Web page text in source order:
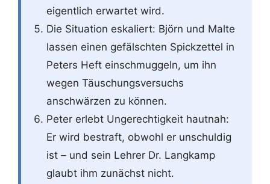
eigentlich erwartet wird.
Die Situation eskaliert: Björn und Malte
lassen einen gefälschten Spickzettel in
Peters Heft einschmuggeln, um ihn
wegen Täuschungsversuchs
anschwärzen zu können.
Peter erlebt Ungerechtigkeit hautnah:
Er wird bestraft, obwohl er unschuldig
ist – und sein Lehrer Dr. Langkamp
glaubt ihm zunächst nicht.